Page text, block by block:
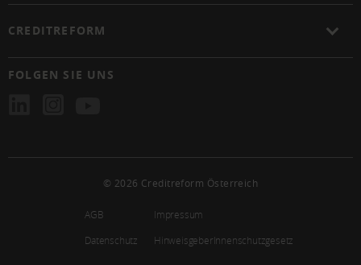
CREDITREFORM
FOLGEN SIE UNS
© 2026 Creditreform Österreich
AGB
Impressum
Datenschutz
HinweisgeberInnenschutzgesetz